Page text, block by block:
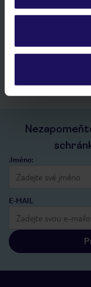
Podrobné
ochrany
Stáhněte si
seznam
historie
kontakt s TUI
Jméno:
E-MAIL